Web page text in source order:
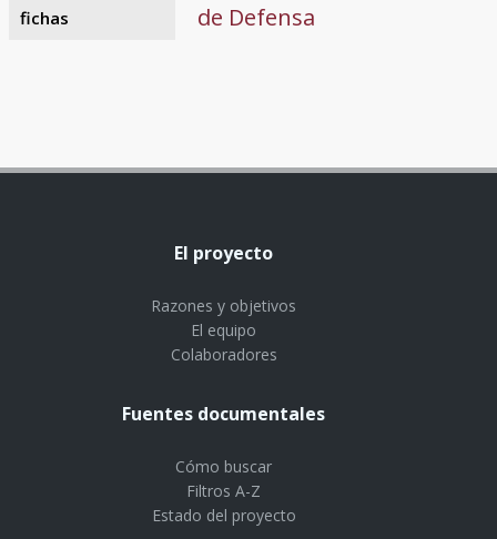
fichas
de Defensa
El proyecto
Razones y objetivos
El equipo
Colaboradores
Fuentes documentales
Cómo buscar
Filtros A-Z
Estado del proyecto